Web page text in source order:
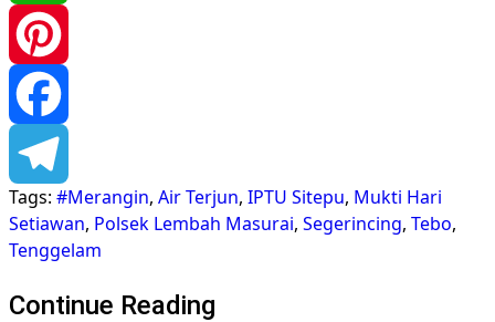
WhatsApp
Pinterest
Facebook
Telegram
Tags: #Merangin, Air Terjun, IPTU Sitepu, Mukti Hari
Setiawan, Polsek Lembah Masurai, Segerincing, Tebo,
Tenggelam
Continue Reading